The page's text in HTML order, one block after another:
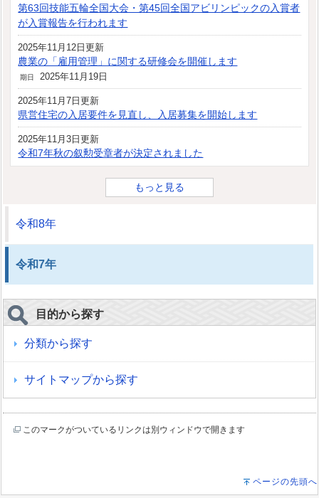
第63回技能五輪全国大会・第45回全国アビリンピックの入賞者
が入賞報告を行われます
2025年11月12日更新
農業の「雇用管理」に関する研修会を開催します
期日 2025年11月19日
2025年11月7日更新
県営住宅の入居要件を見直し、入居募集を開始します
2025年11月3日更新
令和7年秋の叙勲受章者が決定されました
もっと見る
令和8年
令和7年
目的から探す
分類から探す
サイトマップから探す
このマークがついているリンクは別ウィンドウで開きます
ページの先頭へ